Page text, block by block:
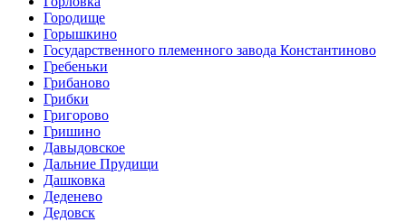
Городище
Горышкино
Государственного племенного завода Константиново
Гребеньки
Грибаново
Грибки
Григорово
Гришино
Давыдовское
Дальние Прудищи
Дашковка
Деденево
Дедовск